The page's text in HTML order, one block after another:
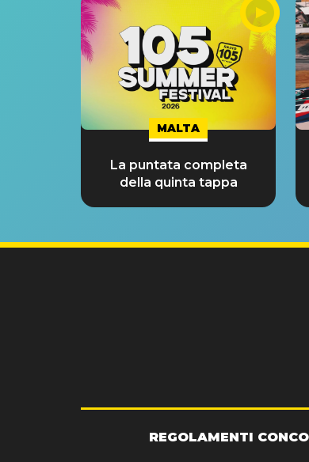
MALTA
La puntata completa
della quinta tappa
REGOLAMENTI